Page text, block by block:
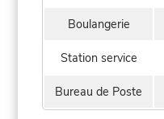
Boulangerie
Station service
Bureau de Poste